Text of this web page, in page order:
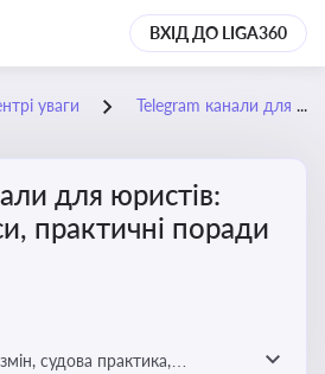
ВХІД ДО LIGA360
уваги Telegram канали для юристів: новини, кейси, практичні поради
для юристів:
практичні поради
судова практика,